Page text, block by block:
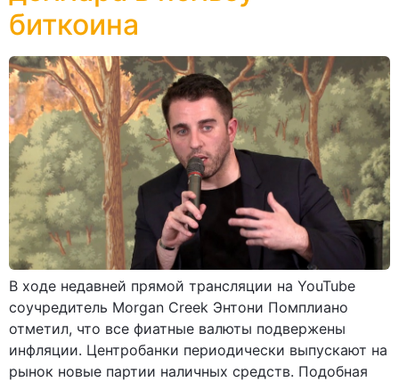
биткоина
В ходе недавней прямой трансляции на YouTube
соучредитель Morgan Creek Энтони Помплиано
отметил, что все фиатные валюты подвержены
инфляции. Центробанки периодически выпускают на
рынок новые партии наличных средств. Подобная